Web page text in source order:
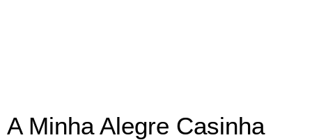
A Minha Alegre Casinha